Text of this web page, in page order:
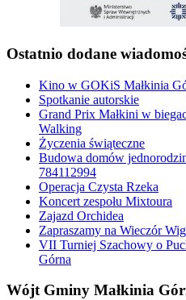
Ostatnio dodane
Kino w GOKiS Małkinia
Spotkanie autorskie
Grand Prix Małkini w
Walking
Życzenia świąteczne
Budowa domów
784112994
Operacja Czysta Rzeka
Koncert zespołu Mixtoura
Zajazd Orchidea
Zapraszamy na Wieczór
VII Turniej Szachowy o
Górna
Wójt Gminy Małkinia